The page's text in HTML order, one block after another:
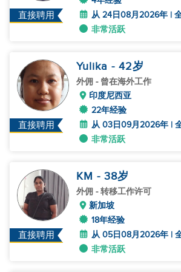
直接聘用
从 24日08月2026年 |
非常活跃
直接聘用
Yulika - 42岁
外佣 - 曾在海外工作
印度尼西亚
22年经验
从 03日09月2026年 |
非常活跃
直接聘用
KM - 38岁
外佣 - 转移工作许可
新加坡
18年经验
从 05日08月2026年 |
非常活跃